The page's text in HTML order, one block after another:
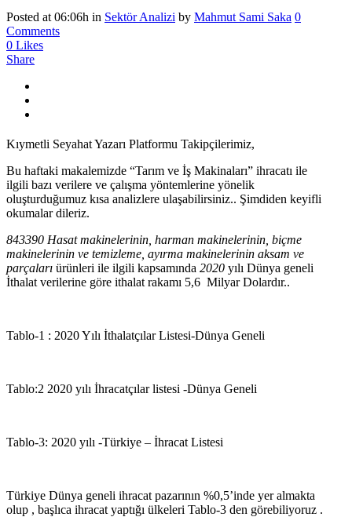
Posted at 06:06h in Sektör Analizi by Mahmut Sami Saka 0
Comments
0 Likes
Share
Kıymetli Seyahat Yazarı Platformu Takipçilerimiz,
Bu haftaki makalemizde “Tarım ve İş Makinaları” ihracatı ile
ilgili bazı verilere ve çalışma yöntemlerine yönelik
oluşturduğumuz kısa analizlere ulaşabilirsiniz.. Şimdiden keyifli
okumalar dileriz.
843390 Hasat makinelerinin, harman makinelerinin, biçme
makinelerinin ve temizleme, ayırma makinelerinin aksam ve
parçaları ürünleri ile ilgili kapsamında 2020 yılı Dünya geneli
İthalat verilerine göre ithalat rakamı 5,6 Milyar Dolardır..
Tablo-1 : 2020 Yılı İthalatçılar Listesi-Dünya Geneli
Tablo:2 2020 yılı İhracatçılar listesi -Dünya Geneli
Tablo-3: 2020 yılı -Türkiye – İhracat Listesi
Türkiye Dünya geneli ihracat pazarının %0,5’inde yer almakta
olup , başlıca ihracat yaptığı ülkeleri Tablo-3 den görebiliyoruz .